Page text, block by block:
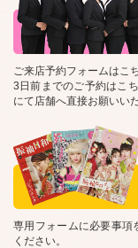
ご来店予約フォームはこ
3日前までのご予約はこ
にて店舗へ直接お願いい
専用フォームに必要事項
ください。